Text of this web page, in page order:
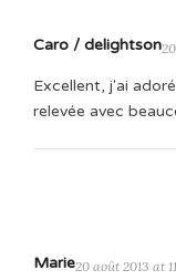
Caro / delightson
Excellent, j'ai
relevée avec
Marie20 août 2013 at